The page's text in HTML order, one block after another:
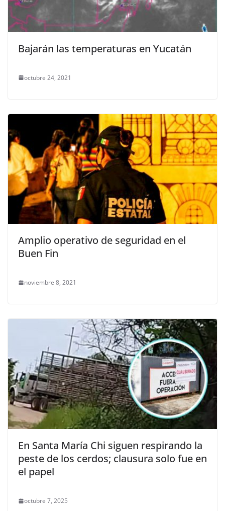
Bajarán las temperaturas en Yucatán
octubre 24, 2021
Amplio operativo de seguridad en el
Buen Fin
noviembre 8, 2021
En Santa María Chi siguen respirando la
peste de los cerdos; clausura solo fue en
el papel
octubre 7, 2025